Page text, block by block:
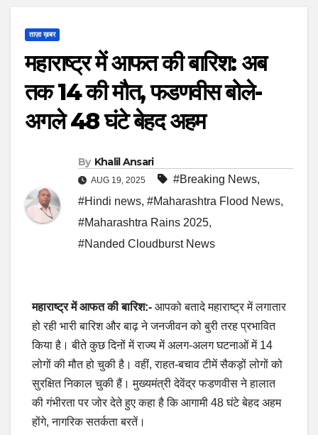
ताज़ा ख़बर
महाराष्ट्र में आफत की बारिश: अब
तक 14 की मौत, फडणवीस बोले-
अगले 48 घंटे बेहद अहम
By Khalil Ansari
AUG 19, 2025 #Breaking News,
#Hindi news, #Maharashtra Flood News,
#Maharashtra Rains 2025,
#Nanded Cloudburst News
महाराष्ट्र में आफत की बारिश:- आपको बतादे महाराष्ट्र में लगातार
हो रही भारी बारिश और बाढ़ ने जनजीवन को बुरी तरह प्रभावित
किया है। बीते कुछ दिनों में राज्य में अलग-अलग घटनाओं में 14
लोगों की मौत हो चुकी है। वहीं, राहत-बचाव टीमें सैकड़ों लोगों को
सुरक्षित निकाल चुकी हैं। मुख्यमंत्री देवेंद्र फडणवीस ने हालात
की गंभीरता पर जोर देते हुए कहा है कि आगामी 48 घंटे बेहद अहम
होंगे, नागरिक सतर्कता बरतें।